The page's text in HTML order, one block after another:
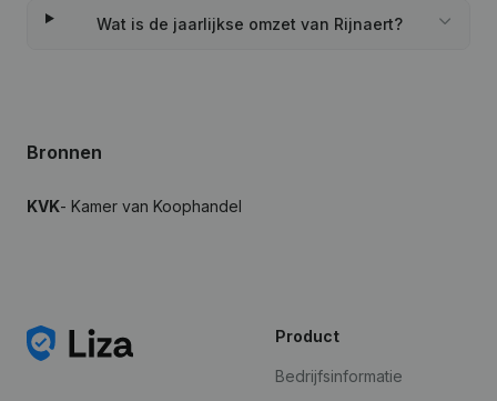
Wat is de jaarlijkse omzet van Rijnaert?
Bronnen
KVK- Kamer van Koophandel
Product
Bedrijfsinformatie